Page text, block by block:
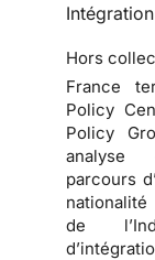
Intégration
Hors
France
Policy
Policy
analyse
parcours
de